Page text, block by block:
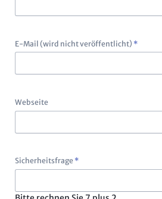
Pflichtfeld
E-Mail (wird nicht veröffentlicht) *
Webseite
Pflichtfeld
Sicherheitsfrage *